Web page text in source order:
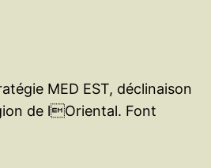
MED EST, déclinaison
de lOriental. Font